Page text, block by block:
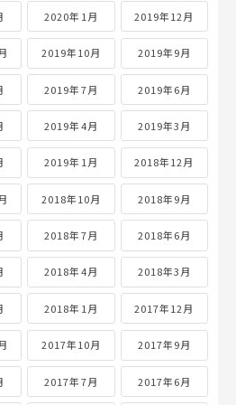
2020年1月 2019年12月
2019年10月 2019年9月
2019年7月 2019年6月
2019年4月 2019年3月
2019年1月 2018年12月
2018年10月 2018年9月
2018年7月 2018年6月
2018年4月 2018年3月
2018年1月 2017年12月
2017年10月 2017年9月
2017年7月 2017年6月